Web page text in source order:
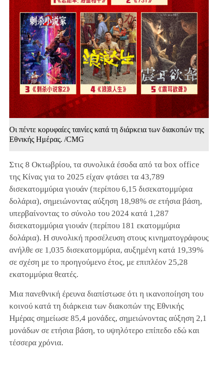
Οι πέντε κορυφαίες ταινίες κατά τη διάρκεια των διακοπών της
Εθνικής Ημέρας. /CMG
Στις 8 Οκτωβρίου, τα συνολικά έσοδα από τα box office
της Κίνας για το 2025 είχαν φτάσει τα 43,789
δισεκατομμύρια γιουάν (περίπου 6,15 δισεκατομμύρια
δολάρια), σημειώνοντας αύξηση 18,98% σε ετήσια βάση,
υπερβαίνοντας το σύνολο του 2024 κατά 1,287
δισεκατομμύρια γιουάν (περίπου 181 εκατομμύρια
δολάρια). Η συνολική προσέλευση στους κινηματογράφους
ανήλθε σε 1,035 δισεκατομμύρια, αυξημένη κατά 19,39%
σε σχέση με το προηγούμενο έτος, με επιπλέον 25,28
εκατομμύρια θεατές.
Μια πανεθνική έρευνα διαπίστωσε ότι η ικανοποίηση του
κοινού κατά τη διάρκεια των διακοπών της Εθνικής
Ημέρας σημείωσε 85,4 μονάδες, σημειώνοντας αύξηση 2,1
μονάδων σε ετήσια βάση, το υψηλότερο επίπεδο εδώ και
τέσσερα χρόνια.